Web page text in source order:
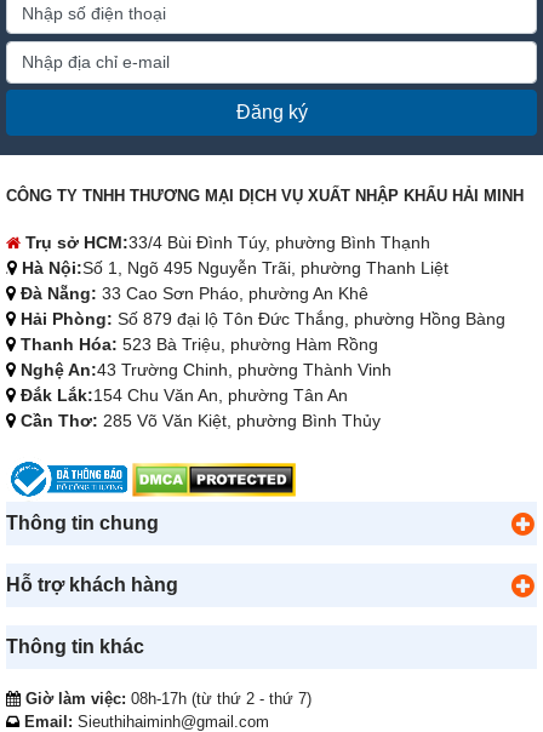
Đăng ký
CÔNG TY TNHH THƯƠNG MẠI DỊCH VỤ XUẤT NHẬP KHẨU HẢI MINH
Trụ sở HCM:33/4 Bùi Đình Túy, phường Bình Thạnh
Hà Nội:Số 1, Ngõ 495 Nguyễn Trãi, phường Thanh Liệt
Đà Nẵng: 33 Cao Sơn Pháo, phường An Khê
Hải Phòng: Số 879 đại lộ Tôn Đức Thắng, phường Hồng Bàng
Thanh Hóa: 523 Bà Triệu, phường Hàm Rồng
Nghệ An:43 Trường Chinh, phường Thành Vinh
Đắk Lắk:154 Chu Văn An, phường Tân An
Cần Thơ: 285 Võ Văn Kiệt, phường Bình Thủy
Thông tin chung
Hỗ trợ khách hàng
Thông tin khác
Giờ làm việc: 08h-17h (từ thứ 2 - thứ 7)
Email: Sieuthihaiminh@gmail.com